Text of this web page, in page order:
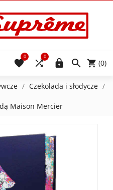
 (0)


0

0
Czekolada i słodycze
Maison Mercier